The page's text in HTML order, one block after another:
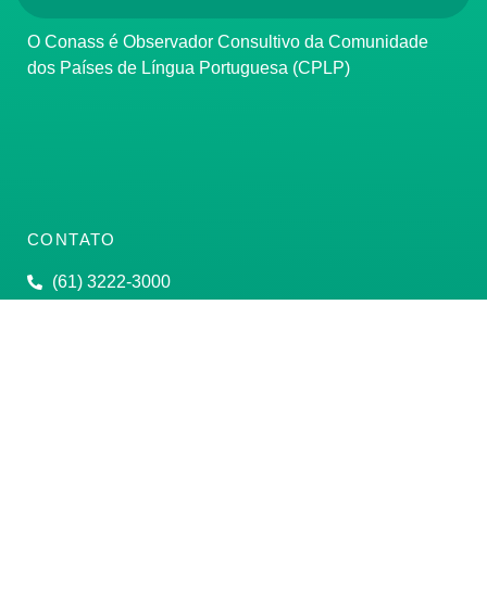
O Conass é Observador Consultivo da Comunidade
dos Países de Língua Portuguesa (CPLP)
CONTATO
(61) 3222-3000